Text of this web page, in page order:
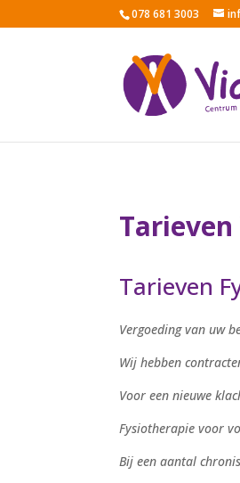
078 681 3003
Tarieven
Vergoeding van uw
Wij hebben
Voor een nieuwe
Fysiotherapie voor
Bij een aantal